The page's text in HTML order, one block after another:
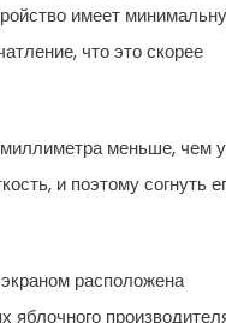
имеет
что это скорее
меньше, чем у
и поэтому согнуть
расположена
яблочного